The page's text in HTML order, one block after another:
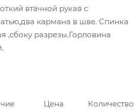
втачной рукав с
кармана в шве. Спинка
,сбоку разрезы.Горловина
Цена Количество